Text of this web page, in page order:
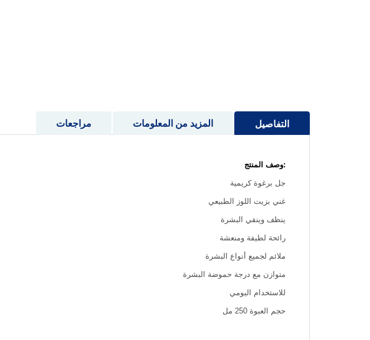
التفاصيل
:وصف المنتج
جل برغوة كريمية
غني بزيت اللوز الطبيعي
ينظف وينقي البشرة
رائحة لطيفة ومنعشة
ملائم لجميع أنواع البشرة
متوازن مع درجة حموضة البشرة
للاستخدام اليومي
حجم العبوة 250 مل
المزيد من المعلومات مراجعات